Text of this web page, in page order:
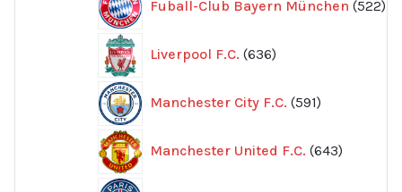
Fuball-Club Bayern München 522
Liverpool F.C. 636
produkter
Manchester City F.C. 591
produkter
Manchester United F.C. 643